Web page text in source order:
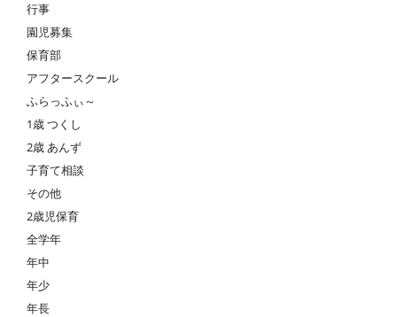
行事
園児募集
保育部
アフタースクール
ふらっふぃ～
1歳 つくし
2歳 あんず
子育て相談
その他
2歳児保育
全学年
年中
年少
年長